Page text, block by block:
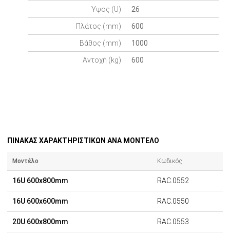
Ύψος (U) 26
Πλάτος (mm) 600
Βάθος (mm) 1000
Αντοχή (kg) 600
ΠΙΝΑΚΑΣ ΧΑΡΑΚΤΗΡΙΣΤΙΚΩΝ ΑΝΑ ΜΟΝΤΕΛΟ
Μοντέλο Κωδικός
16U 600x800mm RAC.0552
16U 600x600mm RAC.0550
20U 600x800mm RAC.0553